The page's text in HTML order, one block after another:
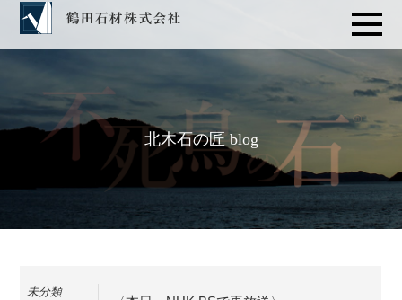
北木石の匠 blog
未分類